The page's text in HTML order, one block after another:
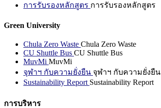
การรับรองหลักสูตร การรับรองหลักสูตร
Green University
Chula Zero Waste Chula Zero Waste
CU Shuttle Bus CU Shuttle Bus
MuvMi MuvMi
จุฬาฯ กับความยั่งยืน จุฬาฯ กับความยั่งยืน
Sustainability Report Sustainability Report
การบริหาร